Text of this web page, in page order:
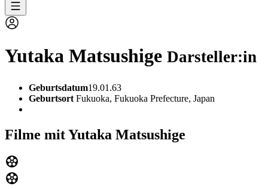
Yutaka Matsushige Darsteller:in
Geburtsdatum19.01.63
Geburtsort Fukuoka, Fukuoka Prefecture, Japan
Filme mit Yutaka Matsushige